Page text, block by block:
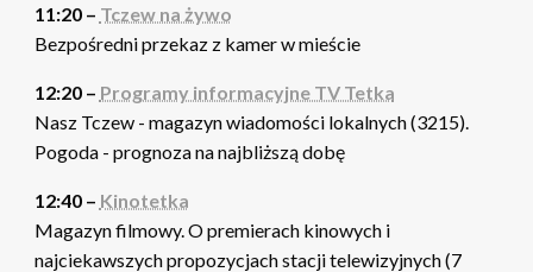
11:20 – Tczew na żywo
Bezpośredni przekaz z kamer w mieście
12:20 – Programy informacyjne TV Tetka
Nasz Tczew - magazyn wiadomości lokalnych (3215).
Pogoda - prognoza na najbliższą dobę
12:40 – Kinotetka
Magazyn filmowy. O premierach kinowych i
najciekawszych propozycjach stacji telewizyjnych (7